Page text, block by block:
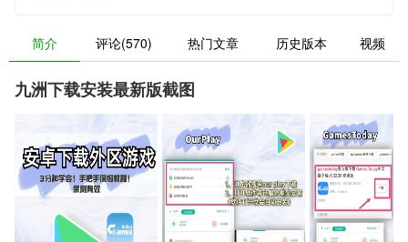
简介 评论(570) 热门文章 历史版本 视频
九洲下载安装最新版截图